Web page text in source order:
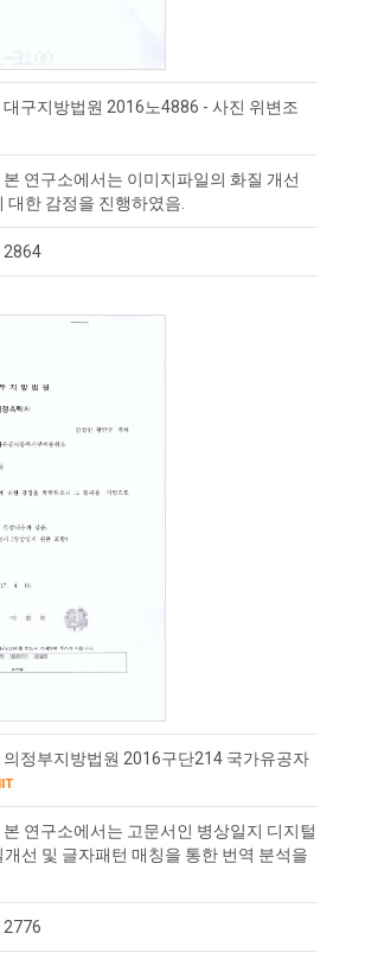
대구지방법원 2016노4886 - 사진 위변조
본 연구소에서는 이미지파일의 화질 개선
대한 감정을 진행하였음.​
2864
의정부지방법원 2016구단214 국가유공자
본 연구소에서는 고문서인 병상일지 디지털
선 및 글자패턴 매칭을 통한 번역 분석을
2776